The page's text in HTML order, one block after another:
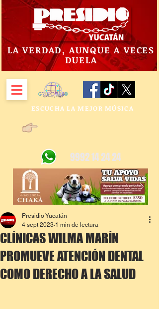
LA VERDAD, AUNQUE A VECES
DUELA
ESCUCHA LA MEJOR MÚSICA
9992 14 24 24
CLÍNICAS WILMA MARÍN
PROMUEVE ATENCIÓN DENTAL
COMO DERECHO A LA SALUD
Presidio Yucatán
4 sept 2023 1 min de lectura